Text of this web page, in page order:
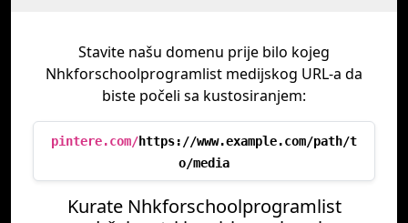
Stavite našu domenu prije bilo kojeg
Nhkforschoolprogramlist medijskog URL-a da
biste počeli sa kustosiranjem:
pintere.com/https://www.example.com/path/t
o/media
Kurate Nhkforschoolprogramlist